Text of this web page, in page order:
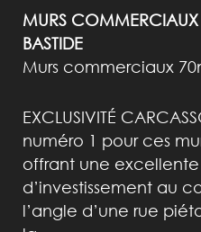
MURS
BASTIDE
Murs commerciaux
EXCLUSIVITÉ
numéro 1 pour ces
offrant une
d’investissement au
l’angle d’une rue